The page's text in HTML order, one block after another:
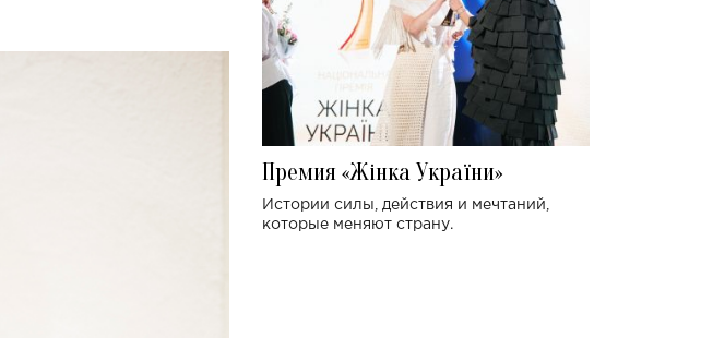
Премия «Жінка України»
Истории силы, действия и мечтаний,
которые меняют страну.